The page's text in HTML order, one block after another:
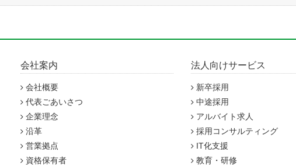
会社案内
会社概要
代表ごあいさつ
企業理念
沿革
営業拠点
資格保有者
法人向けサービス
新卒採用
中途採用
アルバイト求人
採用コンサルティング
IT化支援
教育・研修